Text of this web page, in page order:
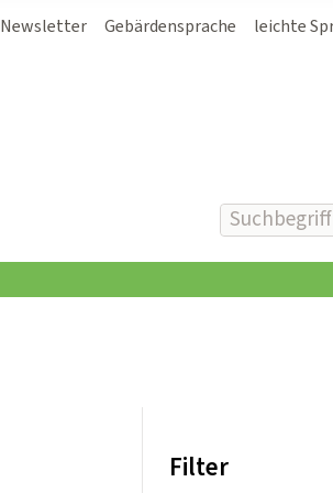
Newsletter Gebärdensprache leichte
Filter